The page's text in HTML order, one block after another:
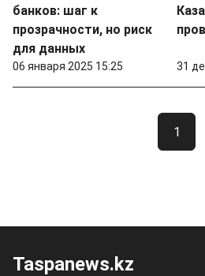
банков: шаг к
прозрачности, но риск
для данных
06 января 2025 15:25 31
1
Taspanews.kz